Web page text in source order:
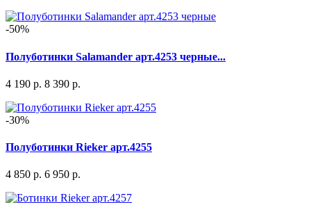
-50%
Полуботинки Salamander арт.4253 черные...
4 190 р. 8 390 р.
-30%
Полуботинки Rieker арт.4255
4 850 р. 6 950 р.